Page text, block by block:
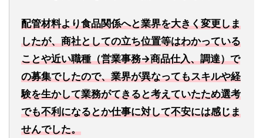
配管材料より食品関係へと業界を大きく変更しま
したが、商社としての立ち位置等はわかっている
ことや近い職種（営業事務→商品仕入、調達）で
の募集でしたので、業界が異なってもスキルや経
験を生かして業務がてきると考えていたため選考
でも不利になるとか仕事に対して不安には感じま
せんでした。